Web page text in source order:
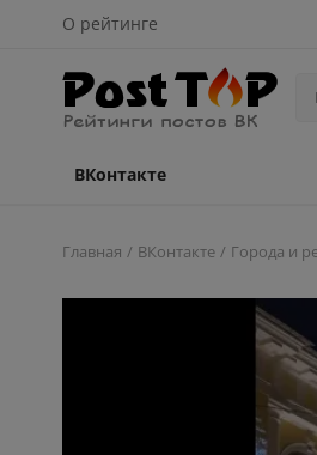
О рейтинге
ВКонтакте
Главная ВКонтакте Города и